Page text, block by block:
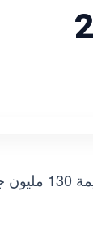
أعلنت شركة زادنا، إحدى شركات مجموعة الراجحي السعودية، عن